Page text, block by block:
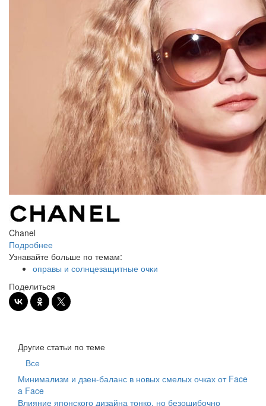
Chanel
Подробнее
Узнавайте больше по темам:
оправы и солнцезащитные очки
Поделиться
Другие статьи по теме
Все
Минимализм и дзен-баланс в новых смелых очках от Face
a Face
Влияние японского дизайна тонко, но безошибочно